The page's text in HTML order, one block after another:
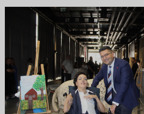
Adana’da özel bir sergi:
sanatseverlerle buluştu
Adana’da 52 yıllık
geleceğinden endişeli:
bile öğretemedim”